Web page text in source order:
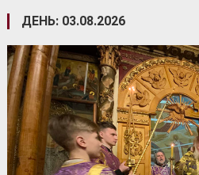
ДЕНЬ: 03.08.2026